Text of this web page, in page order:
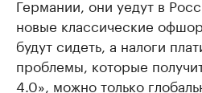
Германии, они уедут в
новые классические
будут сидеть, а налоги
проблемы, которые
4.0», можно только